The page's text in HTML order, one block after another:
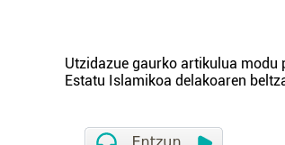
Utzidazue gaurko artikulua
Estatu Islamikoa delakoaren